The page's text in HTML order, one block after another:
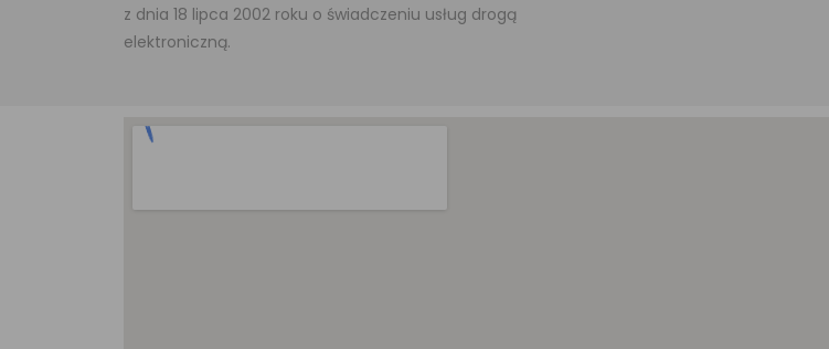
z dnia 18 lipca 2002 roku o świadczeniu usług drogą
elektroniczną.